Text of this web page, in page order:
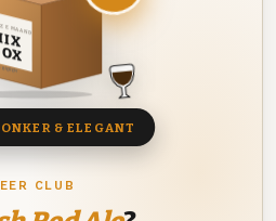
CLUB
MAAND
BIEREN
& ELEGANT